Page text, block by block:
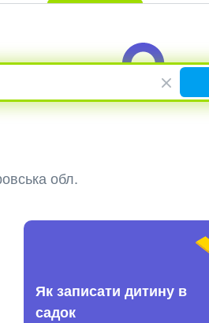
обл.
Як записати дитину в
садок